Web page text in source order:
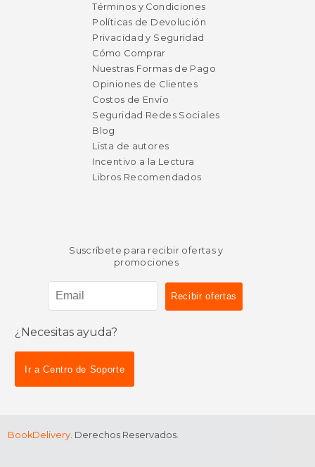
Términos y Condiciones
Políticas de Devolución
Privacidad y Seguridad
Cómo Comprar
Nuestras Formas de Pago
Opiniones de Clientes
Costos de Envío
Seguridad Redes Sociales
Blog
Lista de autores
Incentivo a la Lectura
Libros Recomendados
Suscríbete para recibir ofertas y
promociones
¿Necesitas ayuda?
Ir a Centro de Soporte
BookDelivery. Derechos Reservados.